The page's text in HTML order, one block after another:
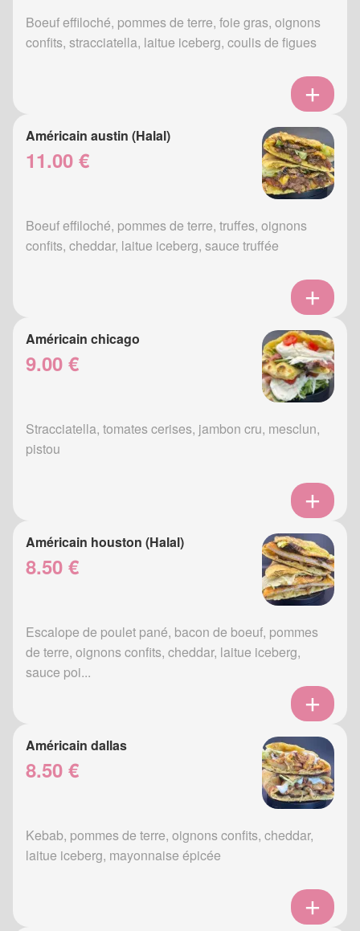
Boeuf effiloché, pommes de terre, foie gras, oignons
confits, stracciatella, laitue iceberg, coulis de figues
Américain austin (Halal)
11.00 €
Boeuf effiloché, pommes de terre, truffes, oignons
confits, cheddar, laitue iceberg, sauce truffée
Américain chicago
9.00 €
Stracciatella, tomates cerises, jambon cru, mesclun,
pistou
Américain houston (Halal)
8.50 €
Escalope de poulet pané, bacon de boeuf, pommes
de terre, oignons confits, cheddar, laitue iceberg,
sauce poi...
Américain dallas
8.50 €
Kebab, pommes de terre, oignons confits, cheddar,
laitue iceberg, mayonnaise épicée